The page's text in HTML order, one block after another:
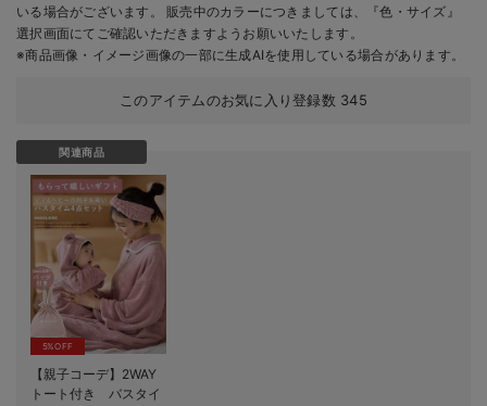
いる場合がございます。 販売中のカラーにつきましては、『色・サイズ』
選択画面にてご確認いただきますようお願いいたします。
※商品画像・イメージ画像の一部に生成AIを使用している場合があります。
このアイテムのお気に入り登録数 345
関連商品
5%OFF
【親子コーデ】2WAY
トート付き バスタイ